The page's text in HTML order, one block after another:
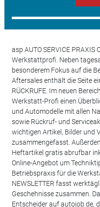
asp AUTO SERVICE
Werkstattprofi. Neben
besonderem Fokus auf die
Aftersales enthält die Seite
RÜCKRUFE. Im neuen
Werkstatt-Profi einen
und Automodelle mit allen
sowie Rückruf- und
wichtigen Artikel, Bilder und
zusammengefasst.
Heftartikel gratis abrufbar
Online-Angebot um
Betriebspraxis für die
NEWSLETTER fasst
Geschehnisse zusammen.
Entscheider auf autojob.de,